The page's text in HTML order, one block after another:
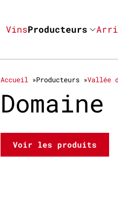
VinsProducteurs
Accueil Producteurs Vallée
Domaine
Voir les produits